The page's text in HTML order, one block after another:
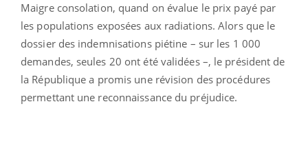
Maigre consolation, quand on évalue le prix payé par
les populations exposées aux radiations. Alors que le
dossier des indemnisations piétine – sur les 1 000
demandes, seules 20 ont été validées –, le président de
la République a promis une révision des procédures
permettant une reconnaissance du préjudice.